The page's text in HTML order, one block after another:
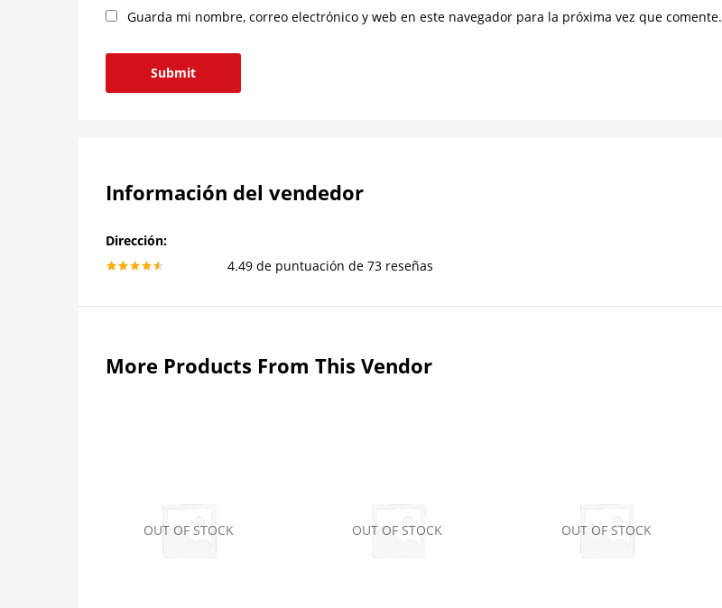
Guarda mi nombre, correo electrónico y web en este navegador para la próxima vez que comente.
Información del vendedor
Dirección:
4.49 de puntuación de 73 reseñas
More Products From This Vendor
OUT OF STOCK OUT OF STOCK OUT OF STOCK